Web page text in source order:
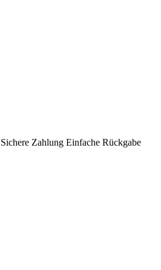
Sichere Zahlung Einfache Rückgabe